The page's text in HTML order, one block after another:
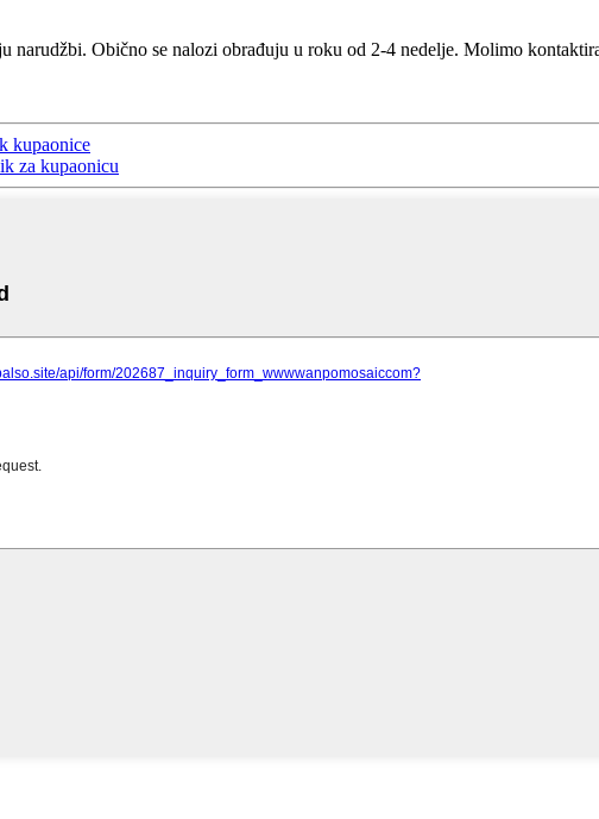
Obično se nalozi obrađuju u roku od 2-4 nedelje. Molimo
kupaonice
za kupaonicu